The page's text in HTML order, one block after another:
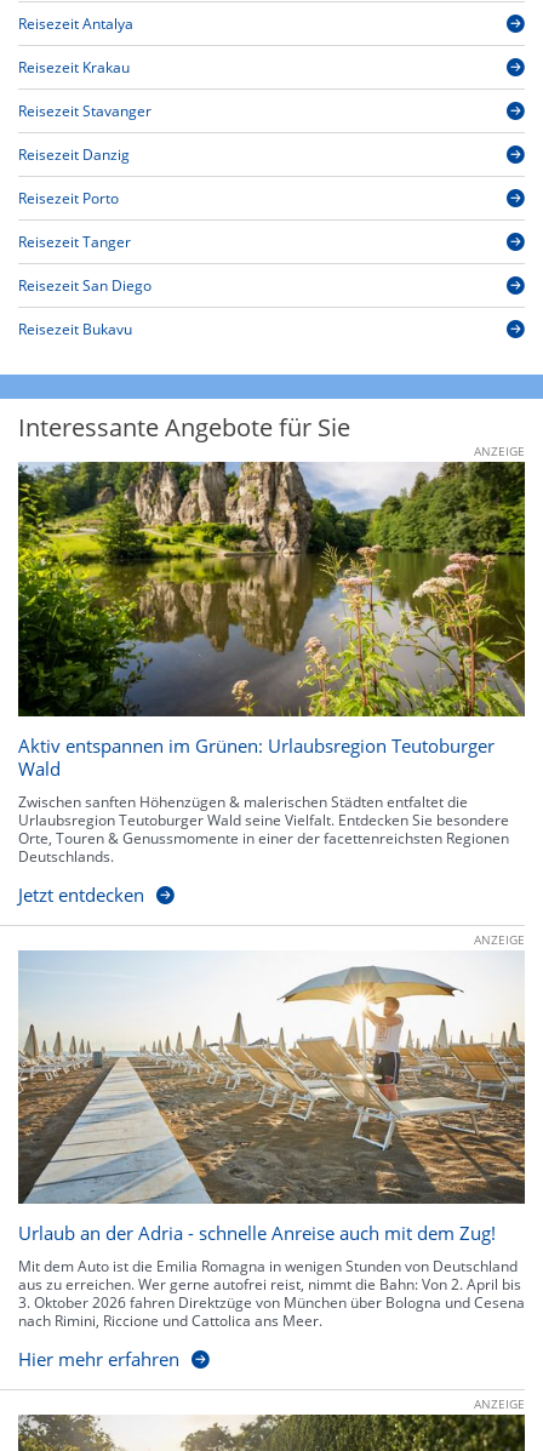
Reisezeit Antalya
Reisezeit Krakau
Reisezeit Stavanger
Reisezeit Danzig
Reisezeit Porto
Reisezeit Tanger
Reisezeit San Diego
Reisezeit Bukavu
Interessante Angebote für Sie
ANZEIGE
Aktiv entspannen im Grünen: Urlaubsregion Teutoburger
Wald
Zwischen sanften Höhenzügen & malerischen Städten entfaltet die
Urlaubsregion Teutoburger Wald seine Vielfalt. Entdecken Sie besondere
Orte, Touren & Genussmomente in einer der facettenreichsten Regionen
Deutschlands.
Jetzt entdecken
ANZEIGE
Urlaub an der Adria - schnelle Anreise auch mit dem Zug!
Mit dem Auto ist die Emilia Romagna in wenigen Stunden von Deutschland
aus zu erreichen. Wer gerne autofrei reist, nimmt die Bahn: Von 2. April bis
3. Oktober 2026 fahren Direktzüge von München über Bologna und Cesena
nach Rimini, Riccione und Cattolica ans Meer.
Hier mehr erfahren
ANZEIGE